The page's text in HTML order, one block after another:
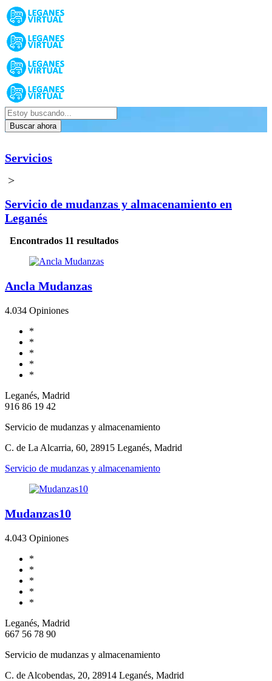
Buscar ahora
Servicios
>
Servicio de mudanzas y almacenamiento en
Leganés
Encontrados 11 resultados
Ancla Mudanzas
4.034 Opiniones
*
*
*
*
*
Leganés, Madrid
916 86 19 42
Servicio de mudanzas y almacenamiento
C. de La Alcarria, 60, 28915 Leganés, Madrid
Servicio de mudanzas y almacenamiento
Mudanzas10
4.043 Opiniones
*
*
*
*
*
Leganés, Madrid
667 56 78 90
Servicio de mudanzas y almacenamiento
C. de Alcobendas, 20, 28914 Leganés, Madrid